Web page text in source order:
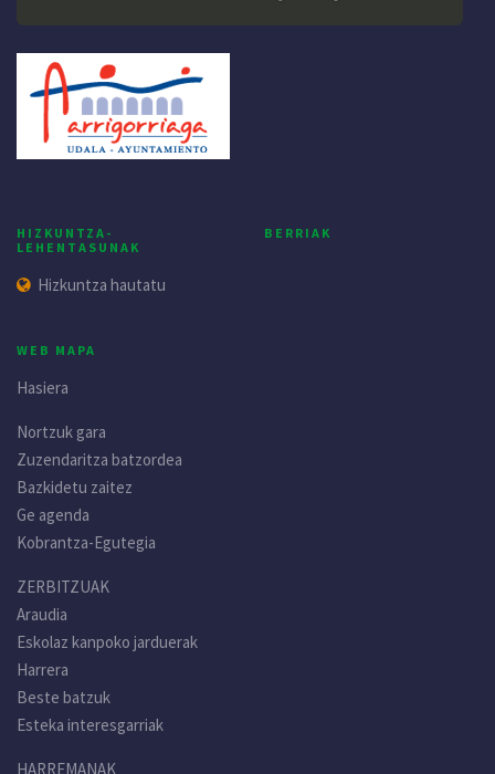
HIZKUNTZA-
LEHENTASUNAK
Hizkuntza hautatu
WEB MAPA
Hasiera
Nortzuk gara
Zuzendaritza batzordea
Bazkidetu zaitez
Ge agenda
Kobrantza-Egutegia
ZERBITZUAK
Araudia
Eskolaz kanpoko jarduerak
Harrera
Beste batzuk
Esteka interesgarriak
HARREMANAK
BERRIAK